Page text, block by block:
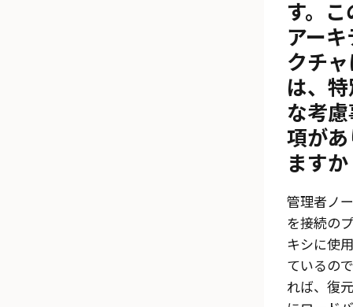
す。こ
アーキ
クチ
は、
な考
項が
ます
管理者ノ
を接続の
キシに使
ているの
れば、復